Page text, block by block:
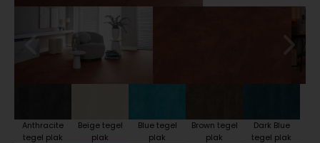
Anthracite
tegel plak
Beige tegel
plak
Blue tegel
plak
Brown tegel
plak
Dark Blue
tegel plak